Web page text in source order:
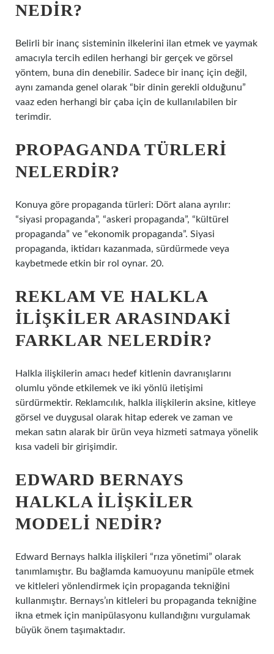
NEDIR?
Belirli bir inanç sisteminin ilkelerini ilan etmek ve yaymak
amacıyla tercih edilen herhangi bir gerçek ve görsel
yöntem, buna din denebilir. Sadece bir inanç için değil,
aynı zamanda genel olarak “bir dinin gerekli olduğunu”
vaaz eden herhangi bir çaba için de kullanılabilen bir
terimdir.
PROPAGANDA TÜRLERI
NELERDIR?
Konuya göre propaganda türleri: Dört alana ayrılır:
“siyasi propaganda”, “askeri propaganda”, “kültürel
propaganda” ve “ekonomik propaganda”. Siyasi
propaganda, iktidarı kazanmada, sürdürmede veya
kaybetmede etkin bir rol oynar. 20.
REKLAM VE HALKLA
ILIŞKILER ARASINDAKI
FARKLAR NELERDIR?
Halkla ilişkilerin amacı hedef kitlenin davranışlarını
olumlu yönde etkilemek ve iki yönlü iletişimi
sürdürmektir. Reklamcılık, halkla ilişkilerin aksine, kitleye
görsel ve duygusal olarak hitap ederek ve zaman ve
mekan satın alarak bir ürün veya hizmeti satmaya yönelik
kısa vadeli bir girişimdir.
EDWARD BERNAYS
HALKLA ILIŞKILER
MODELI NEDIR?
Edward Bernays halkla ilişkileri “rıza yönetimi” olarak
tanımlamıştır. Bu bağlamda kamuoyunu manipüle etmek
ve kitleleri yönlendirmek için propaganda tekniğini
kullanmıştır. Bernays’ın kitleleri bu propaganda tekniğine
ikna etmek için manipülasyonu kullandığını vurgulamak
büyük önem taşımaktadır.